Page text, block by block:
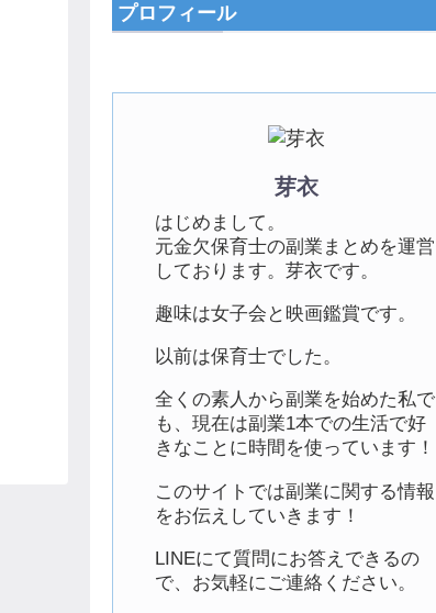
プロフィール
芽衣
はじめまして。
元金欠保育士の副業まとめを運営
しております。芽衣です。
趣味は女子会と映画鑑賞です。
以前は保育士でした。
全くの素人から副業を始めた私で
も、現在は副業1本での生活で好
きなことに時間を使っています！
このサイトでは副業に関する情報
をお伝えしていきます！
LINEにて質問にお答えできるの
で、お気軽にご連絡ください。